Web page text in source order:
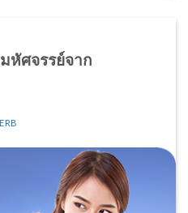
หัศจรรย์จาก